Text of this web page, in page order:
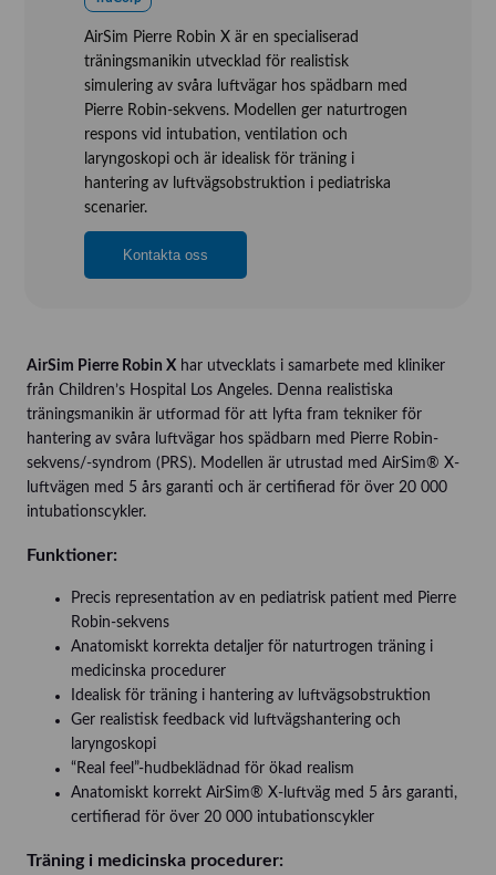
AirSim Pierre Robin X är en specialiserad
träningsmanikin utvecklad för realistisk
simulering av svåra luftvägar hos spädbarn med
Pierre Robin-sekvens. Modellen ger naturtrogen
respons vid intubation, ventilation och
laryngoskopi och är idealisk för träning i
hantering av luftvägsobstruktion i pediatriska
scenarier.
Kontakta oss
AirSim Pierre Robin X har utvecklats i samarbete med kliniker
från Children’s Hospital Los Angeles. Denna realistiska
träningsmanikin är utformad för att lyfta fram tekniker för
hantering av svåra luftvägar hos spädbarn med Pierre Robin-
sekvens/-syndrom (PRS). Modellen är utrustad med AirSim® X-
luftvägen med 5 års garanti och är certifierad för över 20 000
intubationscykler.
Funktioner:
Precis representation av en pediatrisk patient med Pierre
Robin-sekvens
Anatomiskt korrekta detaljer för naturtrogen träning i
medicinska procedurer
Idealisk för träning i hantering av luftvägsobstruktion
Ger realistisk feedback vid luftvägshantering och
laryngoskopi
“Real feel”-hudbeklädnad för ökad realism
Anatomiskt korrekt AirSim® X-luftväg med 5 års garanti,
certifierad för över 20 000 intubationscykler
Träning i medicinska procedurer: